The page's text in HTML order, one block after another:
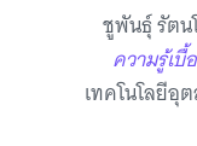
ชูพันธุ์ รัตน
ความรู้เ
เทคโนโลยีอุ